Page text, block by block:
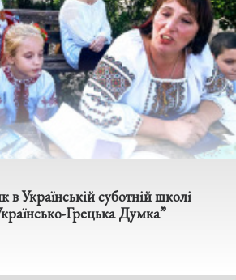
Українській суботній школі
Грецька Думка”